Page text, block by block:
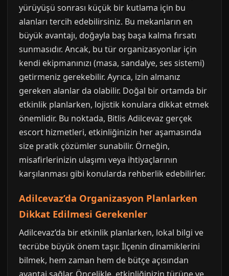
yürüyüşü sonrası küçük bir kutlama için bu
alanları tercih edebilirsiniz. Bu mekanların en
büyük avantajı, doğayla baş başa kalma fırsatı
sunmasıdır. Ancak, bu tür organizasyonlar için
kendi ekipmanınızı (masa, sandalye, ses sistemi)
getirmeniz gerekebilir. Ayrıca, izin almanız
gereken alanlar da olabilir. Doğal bir ortamda bir
etkinlik planlarken, lojistik konulara dikkat etmek
önemlidir. Bu noktada, Bitlis Adilcevaz gerçek
escort hizmetleri, etkinliğinizin her aşamasında
size pratik çözümler sunabilir. Örneğin,
misafirlerinizin ulaşımı veya ihtiyaçlarının
karşılanması gibi konularda rehberlik edebilirler.
Adilcevaz’da Organizasyon Planlarken
Dikkat Edilmesi Gerekenler
Adilcevaz’da bir etkinlik planlarken, lokal bilgi ve
tecrübe büyük önem taşır. İlçenin dinamiklerini
bilmek, hem zaman hem de bütçe açısından